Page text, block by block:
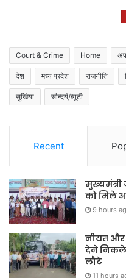
Court & Crime Home
देश मध्य प्रदेश राजनीति
सुर्खिया सौन्दर्य/ब्यूटी
Recent
मुख्यमंत्री
को मिले
9 hours
नीयत और
देने निकले
लौटे
11 hours